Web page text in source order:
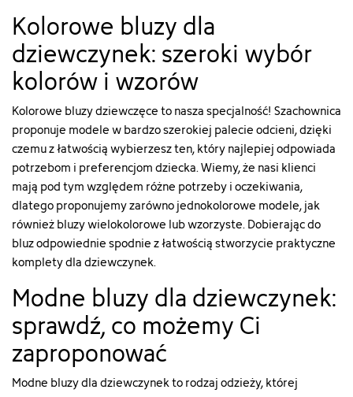
Kolorowe bluzy dla
dziewczynek: szeroki wybór
kolorów i wzorów
Kolorowe bluzy dziewczęce to nasza specjalność! Szachownica
proponuje modele w bardzo szerokiej palecie odcieni, dzięki
czemu z łatwością wybierzesz ten, który najlepiej odpowiada
potrzebom i preferencjom dziecka. Wiemy, że nasi klienci
mają pod tym względem różne potrzeby i oczekiwania,
dlatego proponujemy zarówno jednokolorowe modele, jak
również bluzy wielokolorowe lub wzorzyste. Dobierając do
bluz odpowiednie spodnie z łatwością stworzycie praktyczne
komplety dla dziewczynek.
Modne bluzy dla dziewczynek:
sprawdź, co możemy Ci
zaproponować
Modne bluzy dla dziewczynek to rodzaj odzieży, której